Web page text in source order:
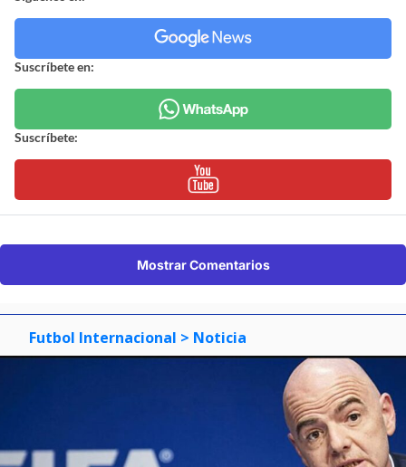
Suscríbete en:
Suscríbete:
Mostrar Comentarios
Futbol Internacional > Noticia